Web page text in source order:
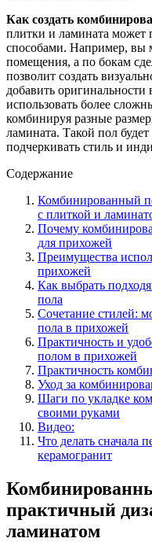
Как создать
плитки и ламината может
способами. Например, вы
помещения, а по бокам
позволит создать
добавить
использовать более
комбинируя разные
ламината. Такой пол
подчеркивать стиль и
Содержание
Комбинированный
с плиткой и
Почему
для прихожей
Преимущества
прихожей
Как выбрать
пола
Сочетание стилей:
пола в прихожей
Практичность и
полом в прихожей
Практичность
Уход за
Шаги по укладке
своими руками
Видео:
Что делать сначала
керамогранит
практичный
ламинатом